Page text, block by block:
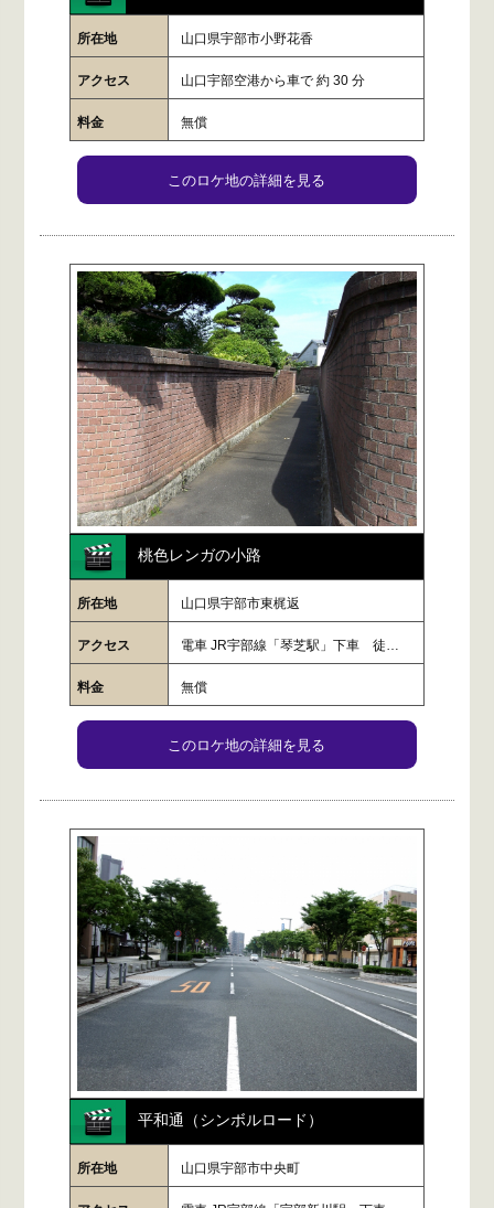
所在地 山口県宇部市小野花香
アクセス 山口宇部空港から車で 約 30 分
料金 無償
このロケ地の詳細を見る
桃色レンガの小路
所在地 山口県宇部市東梶返
アクセス 電車 JR宇部線「琴芝駅」下車 徒歩2…
料金 無償
このロケ地の詳細を見る
平和通（シンボルロード）
所在地 山口県宇部市中央町